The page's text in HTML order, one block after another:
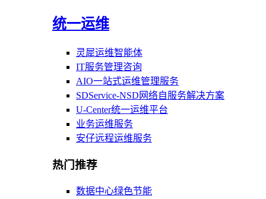
统一运维
灵犀运维智能体
IT服务管理咨询
AIO一站式运维管理服务
SDService-NSD网络自服务解决方案
U-Center统一运维平台
业务运维服务
安仔远程运维服务
热门推荐
数据中心绿色节能